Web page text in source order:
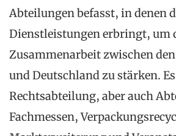
Abteilungen befasst, in denen
Dienstleistungen erbringt, um
Zusammenarbeit zwischen
und Deutschland zu stärken.
Rechtsabteilung, aber auch
Fachmessen,